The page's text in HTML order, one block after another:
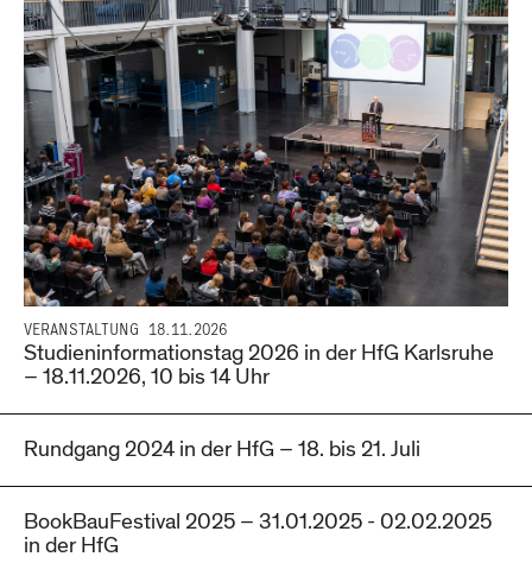
VERANSTALTUNG 18.11.2026
Studieninformationstag 2026 in der HfG Karlsruhe
– 18.11.2026, 10 bis 14 Uhr
Rundgang 2024 in der HfG – 18. bis 21. Juli
BookBauFestival 2025 – 31.01.2025 - 02.02.2025
in der HfG